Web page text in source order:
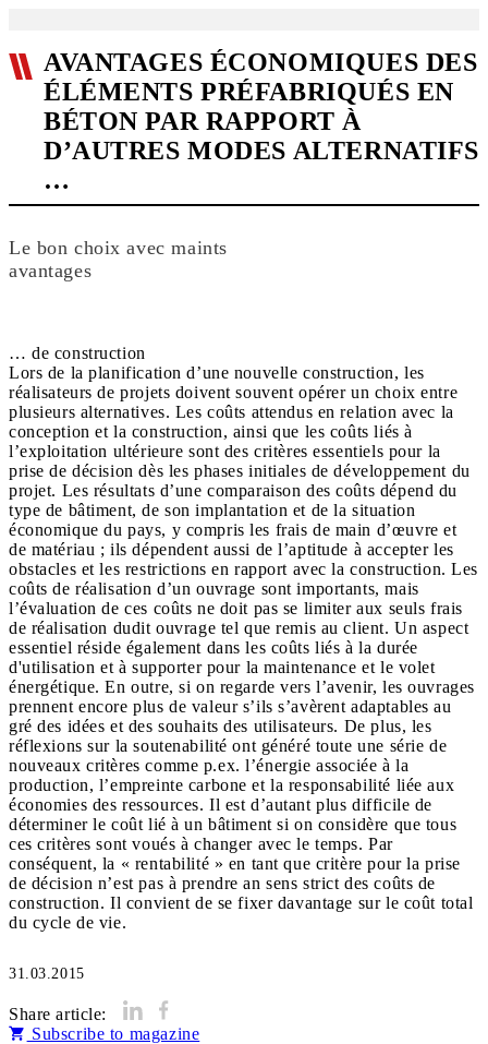
AVANTAGES ÉCONOMIQUES DES
ÉLÉMENTS PRÉFABRIQUÉS EN
BÉTON PAR RAPPORT À
D’AUTRES MODES ALTERNATIFS
…
Le bon choix avec maints
avantages
… de construction
Lors de la planification d’une nouvelle construction, les
réalisateurs de projets doivent souvent opérer un choix entre
plusieurs alternatives. Les coûts attendus en relation avec la
conception et la construction, ainsi que les coûts liés à
l’exploitation ultérieure sont des critères essentiels pour la
prise de décision dès les phases initiales de développement du
projet. Les résultats d’une comparaison des coûts dépend du
type de bâtiment, de son implantation et de la situation
économique du pays, y compris les frais de main d’œuvre et
de matériau ; ils dépendent aussi de l’aptitude à accepter les
obstacles et les restrictions en rapport avec la construction. Les
coûts de réalisation d’un ouvrage sont importants, mais
l’évaluation de ces coûts ne doit pas se limiter aux seuls frais
de réalisation dudit ouvrage tel que remis au client. Un aspect
essentiel réside également dans les coûts liés à la durée
d'utilisation et à supporter pour la maintenance et le volet
énergétique. En outre, si on regarde vers l’avenir, les ouvrages
prennent encore plus de valeur s’ils s’avèrent adaptables au
gré des idées et des souhaits des utilisateurs. De plus, les
réflexions sur la soutenabilité ont généré toute une série de
nouveaux critères comme p.ex. l’énergie associée à la
production, l’empreinte carbone et la responsabilité liée aux
économies des ressources. Il est d’autant plus difficile de
déterminer le coût lié à un bâtiment si on considère que tous
ces critères sont voués à changer avec le temps. Par
conséquent, la « rentabilité » en tant que critère pour la prise
de décision n’est pas à prendre an sens strict des coûts de
construction. Il convient de se fixer davantage sur le coût total
31.03.2015
Share article:
Subscribe to magazine